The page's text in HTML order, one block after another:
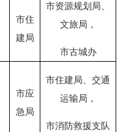
市住
建局
市资源规划局、
文旅局，
市古城办
市应
急局
市住建局、交通
运输局，
市消防救援支队